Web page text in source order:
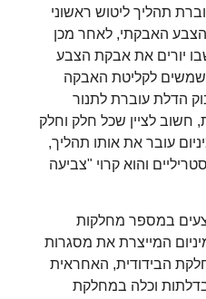
ליטוש ראשוני
האבקתי, לאחר מכן
את אבקת הצבע
לקליטת האבקה
עוברת לתנור
מעלות, חשוב לציין שכל חלק וחלק
את אותו תהליך,
והוא קרוי "צביעה
במספר מחלקות
המייצרת את מסגרות
האחראית
וכלה במחלקת